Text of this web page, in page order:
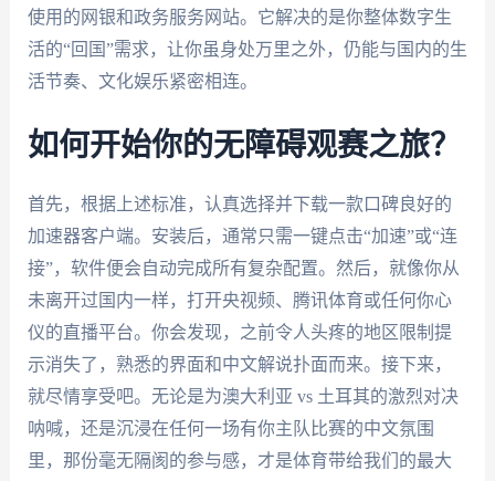
使用的网银和政务服务网站。它解决的是你整体数字生
活的“回国”需求，让你虽身处万里之外，仍能与国内的生
活节奏、文化娱乐紧密相连。
如何开始你的无障碍观赛之旅？
首先，根据上述标准，认真选择并下载一款口碑良好的
加速器客户端。安装后，通常只需一键点击“加速”或“连
接”，软件便会自动完成所有复杂配置。然后，就像你从
未离开过国内一样，打开央视频、腾讯体育或任何你心
仪的直播平台。你会发现，之前令人头疼的地区限制提
示消失了，熟悉的界面和中文解说扑面而来。接下来，
就尽情享受吧。无论是为澳大利亚 vs 土耳其的激烈对决
呐喊，还是沉浸在任何一场有你主队比赛的中文氛围
里，那份毫无隔阂的参与感，才是体育带给我们的最大